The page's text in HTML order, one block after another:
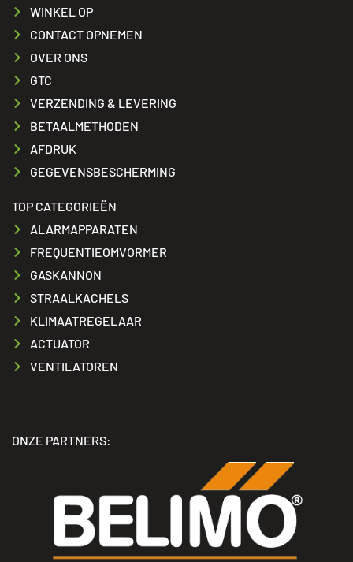
WINKEL OP
CONTACT OPNEMEN
OVER ONS
GTC
VERZENDING & LEVERING
BETAALMETHODEN
AFDRUK
GEGEVENSBESCHERMING
TOP CATEGORIEËN
ALARMAPPARATEN
FREQUENTIEOMVORMER
GASKANNON
STRAALKACHELS
KLIMAATREGELAAR
ACTUATOR
VENTILATOREN
ONZE PARTNERS: